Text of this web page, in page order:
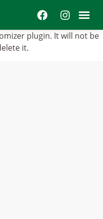
plugin. It will not be
it.